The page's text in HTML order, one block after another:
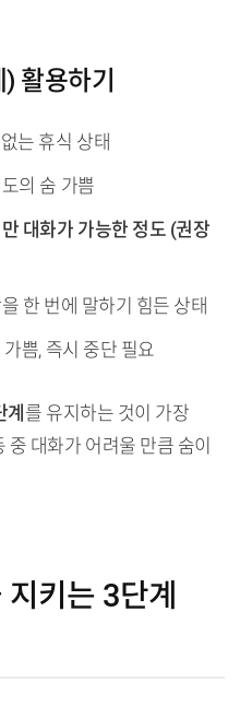
활용하기
는 휴식 상태
의 숨 가쁨
대화가 가능한 정도 (권장
한 번에 말하기 힘든 상태
쁨, 즉시 중단 필요
를 유지하는 것이 가장
대화가 어려울 만큼 숨이
키는 3단계